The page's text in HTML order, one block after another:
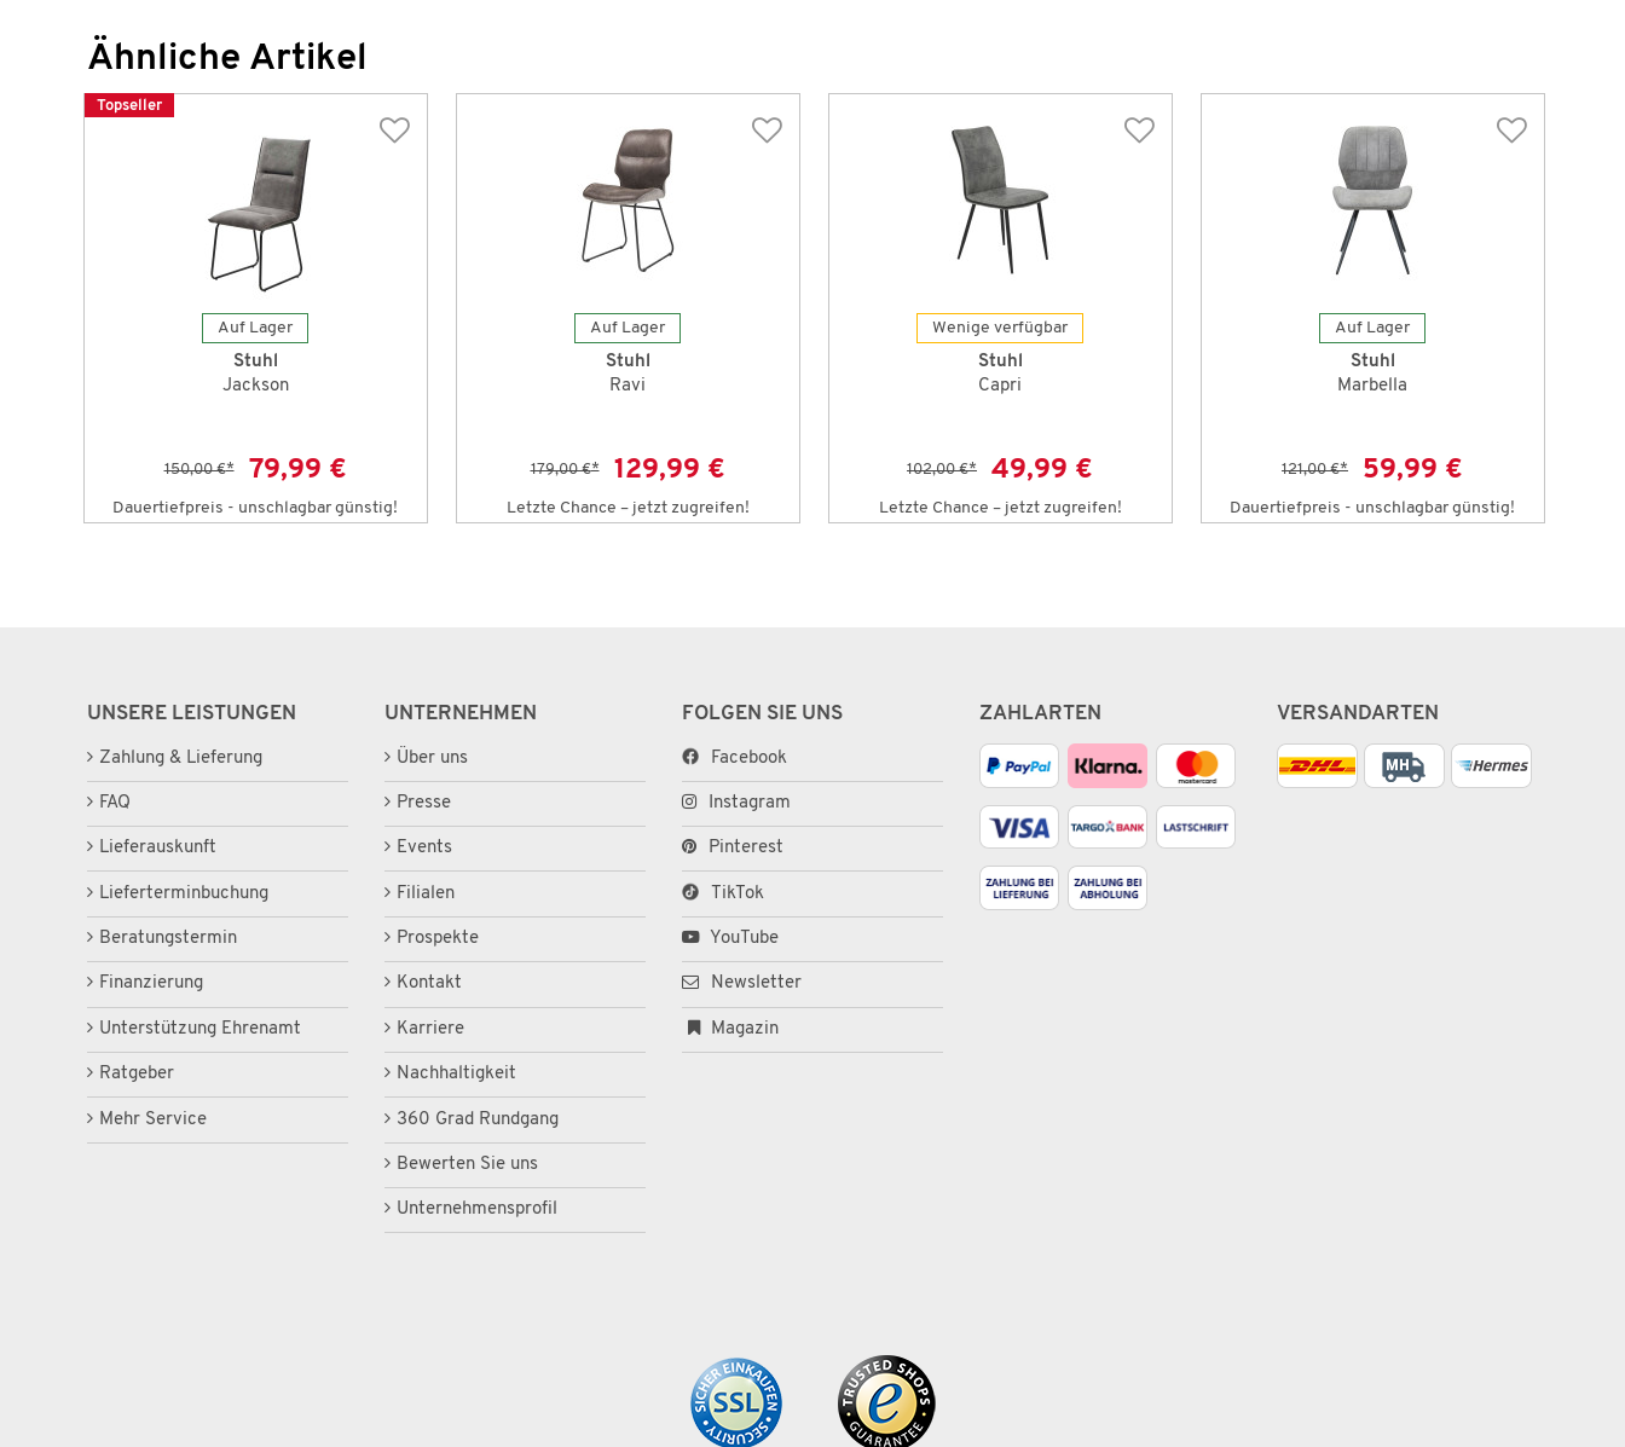
Ähnliche Artikel
Topseller
Auf Lager
Stuhl
Jackson
150,00 €* 79,99 €
Dauertiefpreis - unschlagbar günstig!
Auf Lager
Stuhl
Ravi
179,00 €* 129,99 €
Letzte Chance – jetzt zugreifen!
Wenige verfügbar
Stuhl
Capri
102,00 €* 49,99 €
Letzte Chance – jetzt zugreifen!
Auf Lager
Stuhl
Marbella
121,00 €* 59,99 €
Dauertiefpreis - unschlagbar günstig!
UNSERE LEISTUNGEN
Zahlung & Lieferung
FAQ
Lieferauskunft
Lieferterminbuchung
Beratungstermin
Finanzierung
Unterstützung Ehrenamt
Ratgeber
Mehr Service
UNTERNEHMEN
Über uns
Presse
Events
Filialen
Prospekte
Kontakt
Karriere
Nachhaltigkeit
360 Grad Rundgang
Bewerten Sie uns
Unternehmensprofil
FOLGEN SIE UNS
Facebook
Instagram
Pinterest
TikTok
YouTube
Newsletter
Magazin
ZAHLARTEN VERSANDARTEN